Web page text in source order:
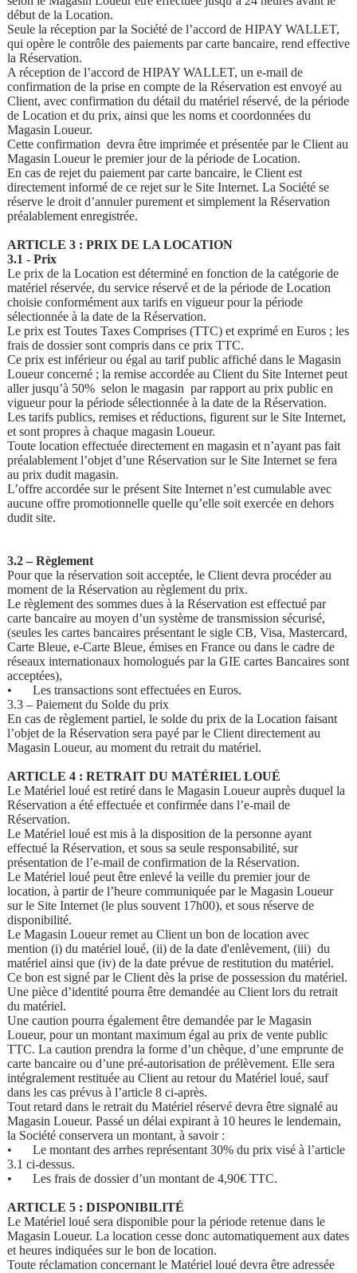
début de la Location.
Seule la réception par la Société de l’accord de HIPAY WALLET,
qui opère le contrôle des paiements par carte bancaire, rend effective
la Réservation.
A réception de l’accord de HIPAY WALLET, un e-mail de
confirmation de la prise en compte de la Réservation est envoyé au
Client, avec confirmation du détail du matériel réservé, de la période
de Location et du prix, ainsi que les noms et coordonnées du
Magasin Loueur.
Cette confirmation devra être imprimée et présentée par le Client au
Magasin Loueur le premier jour de la période de Location.
En cas de rejet du paiement par carte bancaire, le Client est
directement informé de ce rejet sur le Site Internet. La Société se
réserve le droit d’annuler purement et simplement la Réservation
préalablement enregistrée.
ARTICLE 3 : PRIX DE LA LOCATION
3.1 - Prix
Le prix de la Location est déterminé en fonction de la catégorie de
matériel réservée, du service réservé et de la période de Location
choisie conformément aux tarifs en vigueur pour la période
sélectionnée à la date de la Réservation.
Le prix est Toutes Taxes Comprises (TTC) et exprimé en Euros ; les
frais de dossier sont compris dans ce prix TTC.
Ce prix est inférieur ou égal au tarif public affiché dans le Magasin
Loueur concerné ; la remise accordée au Client du Site Internet peut
aller jusqu’à 50% selon le magasin par rapport au prix public en
vigueur pour la période sélectionnée à la date de la Réservation.
Les tarifs publics, remises et réductions, figurent sur le Site Internet,
et sont propres à chaque magasin Loueur.
Toute location effectuée directement en magasin et n’ayant pas fait
préalablement l’objet d’une Réservation sur le Site Internet se fera
au prix dudit magasin.
L’offre accordée sur le présent Site Internet n’est cumulable avec
aucune offre promotionnelle quelle qu’elle soit exercée en dehors
dudit site.
3.2 – Règlement
Pour que la réservation soit acceptée, le Client devra procéder au
moment de la Réservation au règlement du prix.
Le règlement des sommes dues à la Réservation est effectué par
carte bancaire au moyen d’un système de transmission sécurisé,
(seules les cartes bancaires présentant le sigle CB, Visa, Mastercard,
Carte Bleue, e-Carte Bleue, émises en France ou dans le cadre de
réseaux internationaux homologués par la GIE cartes Bancaires sont
acceptées),
•
Les transactions sont effectuées en Euros.
3.3 – Paiement du Solde du prix
En cas de règlement partiel, le solde du prix de la Location faisant
l’objet de la Réservation sera payé par le Client directement au
Magasin Loueur, au moment du retrait du matériel.
ARTICLE 4 : RETRAIT DU MATÉRIEL LOUÉ
Le Matériel loué est retiré dans le Magasin Loueur auprès duquel la
Réservation a été effectuée et confirmée dans l’e-mail de
Réservation.
Le Matériel loué est mis à la disposition de la personne ayant
effectué la Réservation, et sous sa seule responsabilité, sur
présentation de l’e-mail de confirmation de la Réservation.
Le Matériel loué peut être enlevé la veille du premier jour de
location, à partir de l’heure communiquée par le Magasin Loueur
sur le Site Internet (le plus souvent 17h00), et sous réserve de
disponibilité.
Le Magasin Loueur remet au Client un bon de location avec
mention (i) du matériel loué, (ii) de la date d'enlèvement, (iii) du
matériel ainsi que (iv) de la date prévue de restitution du matériel.
Ce bon est signé par le Client dès la prise de possession du matériel.
Une pièce d’identité pourra être demandée au Client lors du retrait
du matériel.
Une caution pourra également être demandée par le Magasin
Loueur, pour un montant maximum égal au prix de vente public
TTC. La caution prendra la forme d’un chèque, d’une emprunte de
carte bancaire ou d’une pré-autorisation de prélèvement. Elle sera
intégralement restituée au Client au retour du Matériel loué, sauf
dans les cas prévus à l’article 8 ci-après.
Tout retard dans le retrait du Matériel réservé devra être signalé au
Magasin Loueur. Passé un délai expirant à 10 heures le lendemain,
la Société conservera un montant, à savoir :
•
Le montant des arrhes représentant 30% du prix visé à l’article
3.1 ci-dessus.
•
Les frais de dossier d’un montant de 4,90€ TTC.
ARTICLE 5 : DISPONIBILITÉ
Le Matériel loué sera disponible pour la période retenue dans le
Magasin Loueur. La location cesse donc automatiquement aux dates
et heures indiquées sur le bon de location.
Toute réclamation concernant le Matériel loué devra être adressée